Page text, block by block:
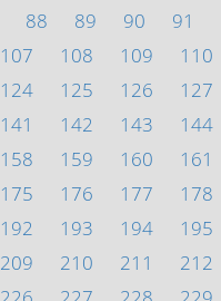
88 89 90 91
107 108 109 110
124 125 126 127
141 142 143 144
158 159 160 161
175 176 177 178
192 193 194 195
209 210 211 212